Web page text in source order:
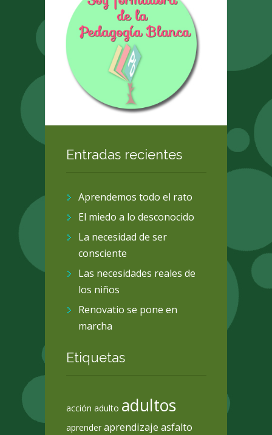
Entradas recientes
Aprendemos todo el rato
El miedo a lo desconocido
La necesidad de ser
consciente
Las necesidades reales de
los niños
Renovatio se pone en
marcha
Etiquetas
acción adulto adultos
aprender aprendizaje asfalto